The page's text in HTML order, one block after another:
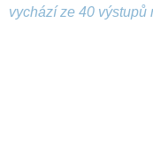
vychází ze 40 výstupů